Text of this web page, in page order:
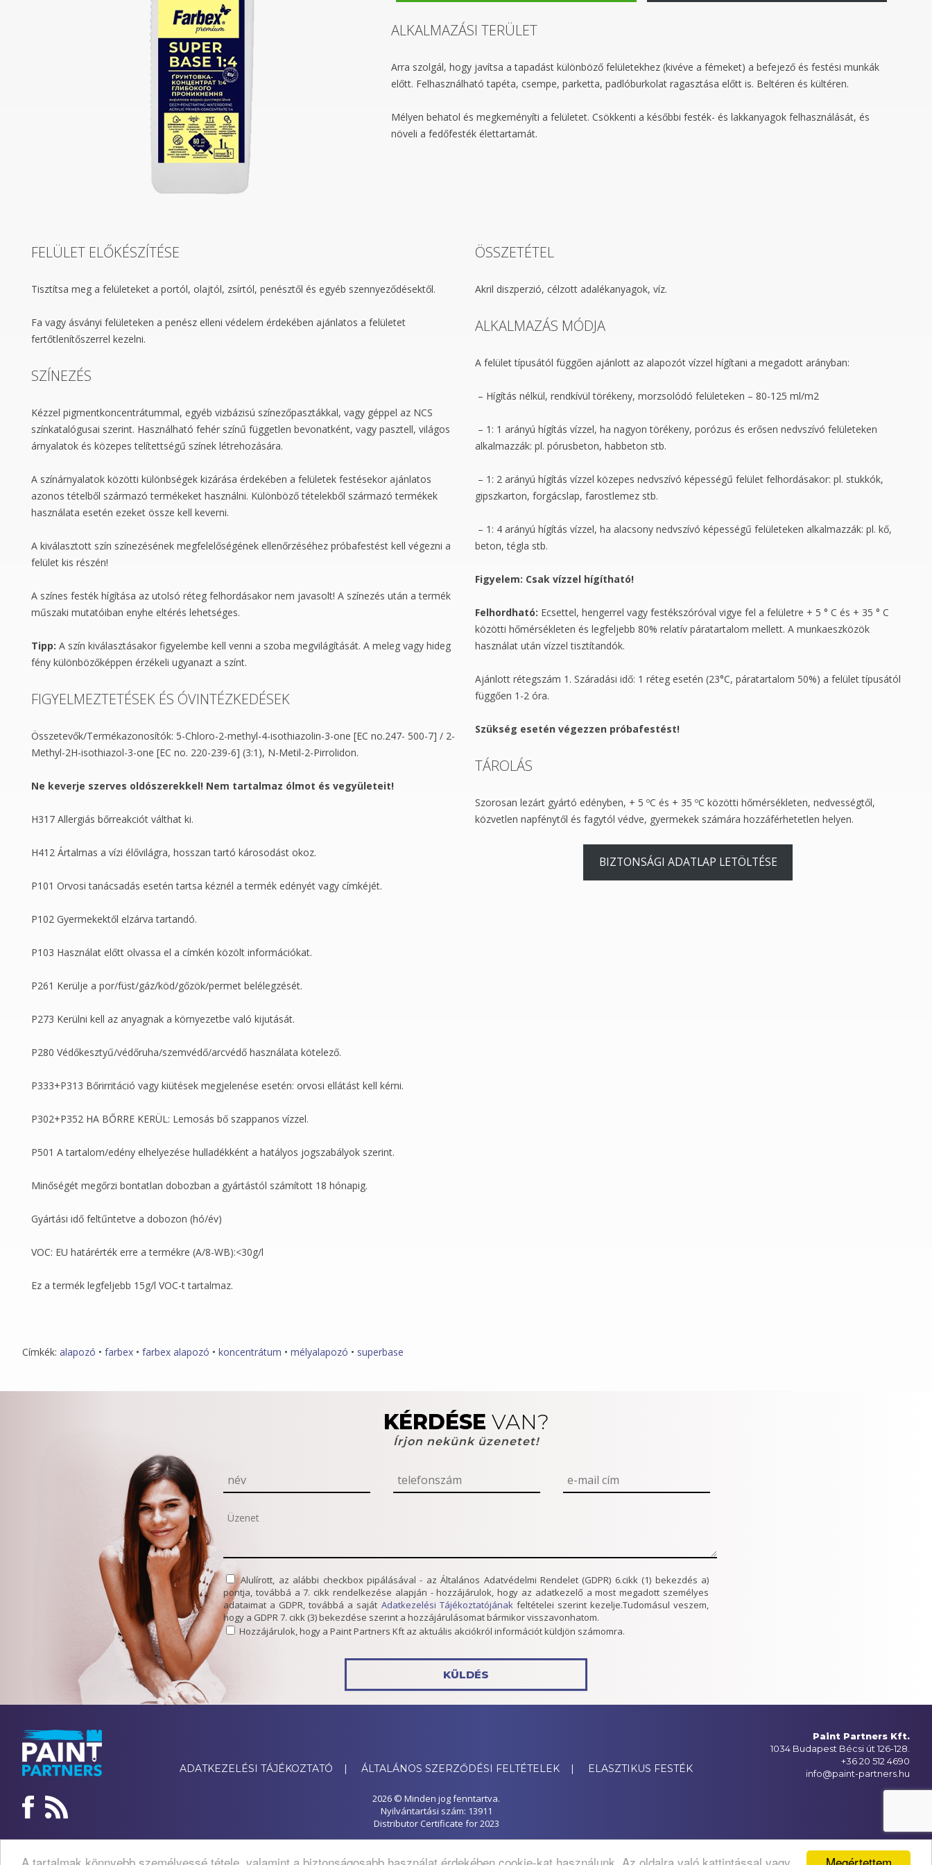
Megértettem
ALKALMAZÁSI TERÜLET
Arra szolgál, hogy javítsa a tapadást különböző felületekhez (kivéve a fémeket) a befejező és festési munkák
előtt. Felhasználható tapéta, csempe, parketta, padlóburkolat ragasztása előtt is. Beltéren és kültéren.
Mélyen behatol és megkeményíti a felületet. Csökkenti a későbbi festék- és lakkanyagok felhasználását, és
növeli a fedőfesték élettartamát.
FELÜLET ELŐKÉSZÍTÉSE
Tisztítsa meg a felületeket a portól, olajtól, zsírtól, penésztől és egyéb szennyeződésektől.
Fa vagy ásványi felületeken a penész elleni védelem érdekében ajánlatos a felületet
fertőtlenítőszerrel kezelni.
SZÍNEZÉS
Kézzel pigmentkoncentrátummal, egyéb vizbázisú színezőpasztákkal, vagy géppel az NCS
színkatalógusai szerint. Használható fehér színű független bevonatként, vagy pasztell, világos
árnyalatok és közepes telítettségű színek létrehozására.
A színárnyalatok közötti különbségek kizárása érdekében a felületek festésekor ajánlatos
azonos tételből származó termékeket használni. Különböző tételekből származó termékek
használata esetén ezeket össze kell keverni.
A kiválasztott szín színezésének megfelelőségének ellenőrzéséhez próbafestést kell végezni a
felület kis részén!
A színes festék hígítása az utolsó réteg felhordásakor nem javasolt! A színezés után a termék
műszaki mutatóiban enyhe eltérés lehetséges.
Tipp: A szín kiválasztásakor figyelembe kell venni a szoba megvilágítását. A meleg vagy hideg
fény különbözőképpen érzékeli ugyanazt a színt.
FIGYELMEZTETÉSEK ÉS ÓVINTÉZKEDÉSEK
Összetevők/Termékazonosítók: 5-Chloro-2-methyl-4-isothiazolin-3-one [EC no.247- 500-7] / 2-
Methyl-2H-isothiazol-3-one [EC no. 220-239-6] (3:1), N-Metil-2-Pirrolidon.
Ne keverje szerves oldószerekkel! Nem tartalmaz ólmot és vegyületeit!
H317 Allergiás bőrreakciót válthat ki.
H412 Ártalmas a vízi élővilágra, hosszan tartó károsodást okoz.
P101 Orvosi tanácsadás esetén tartsa kéznél a termék edényét vagy címkéjét.
P102 Gyermekektől elzárva tartandó.
P103 Használat előtt olvassa el a címkén közölt információkat.
P261 Kerülje a por/füst/gáz/köd/gőzök/permet belélegzését.
P273 Kerülni kell az anyagnak a környezetbe való kijutását.
P280 Védőkesztyű/védőruha/szemvédő/arcvédő használata kötelező.
P333+P313 Bőrirritáció vagy kiütések megjelenése esetén: orvosi ellátást kell kérni.
P302+P352 HA BŐRRE KERÜL: Lemosás bő szappanos vízzel.
P501 A tartalom/edény elhelyezése hulladékként a hatályos jogszabályok szerint.
Minőségét megőrzi bontatlan dobozban a gyártástól számított 18 hónapig.
Gyártási idő feltűntetve a dobozon (hó/év)
VOC: EU határérték erre a termékre (A/8-WB):<30g/l
Ez a termék legfeljebb 15g/l VOC-t tartalmaz.
ÖSSZETÉTEL
Akril diszperzió, célzott adalékanyagok, víz.
ALKALMAZÁS MÓDJA
A felület típusától függően ajánlott az alapozót vízzel hígítani a megadott arányban:
– Hígítás nélkül, rendkívül törékeny, morzsolódó felületeken – 80-125 ml/m2
– 1: 1 arányú hígítás vízzel, ha nagyon törékeny, porózus és erősen nedvszívó felületeken
alkalmazzák: pl. pórusbeton, habbeton stb.
– 1: 2 arányú hígítás vízzel közepes nedvszívó képességű felület felhordásakor: pl. stukkók,
gipszkarton, forgácslap, farostlemez stb.
– 1: 4 arányú hígítás vízzel, ha alacsony nedvszívó képességű felületeken alkalmazzák: pl. kő,
beton, tégla stb.
Figyelem: Csak vízzel hígítható!
Felhordható: Ecsettel, hengerrel vagy festékszóróval vigye fel a felületre + 5 ° C és + 35 ° C
közötti hőmérsékleten és legfeljebb 80% relatív páratartalom mellett. A munkaeszközök
használat után vízzel tisztítandók.
Ajánlott rétegszám 1. Száradási idő: 1 réteg esetén (23°C, páratartalom 50%) a felület típusától
függően 1-2 óra.
Szükség esetén végezzen próbafestést!
TÁROLÁS
Szorosan lezárt gyártó edényben, + 5 ºС és + 35 ºС közötti hőmérsékleten, nedvességtől,
közvetlen napfénytől és fagytól védve, gyermekek számára hozzáférhetetlen helyen.
BIZTONSÁGI ADATLAP LETÖLTÉSE
Címkék: alapozó • farbex • farbex alapozó • koncentrátum • mélyalapozó • superbase
KÉRDÉSE VAN?
Írjon nekünk üzenetet!
Alulírott, az alábbi checkbox pipálásával - az Általános Adatvédelmi Rendelet (GDPR) 6.cikk (1) bekezdés a)
pontja, továbbá a 7. cikk rendelkezése alapján - hozzájárulok, hogy az adatkezelő a most megadott személyes
adataimat a GDPR, továbbá a saját Adatkezelési Tájékoztatójánakfeltételei szerint kezelje.Tudomásul veszem,
hogy a GDPR 7. cikk (3) bekezdése szerint a hozzájárulásomat bármikor visszavonhatom.
Hozzájárulok, hogy a Paint Partners Kft az aktuális akciókról információt küldjön számomra.
ADATKEZELÉSI TÁJÉKOZTATÓ | ÁLTALÁNOS SZERZŐDÉSI FELTÉTELEK | ELASZTIKUS FESTÉK
2026 © Minden jog fenntartva.
Nyilvántartási szám: 13911
Distributor Certificate for 2023
Paint Partners Kft.
1034 Budapest Bécsi út 126-128.
+36 20 512 4690
info@paint-partners.hu